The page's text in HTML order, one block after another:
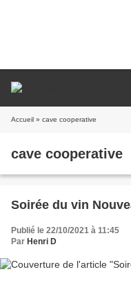
Accueil » cave cooperative
cave cooperative
Soirée du vin
Publié le 22/10/2021 à 11:45
Par Henri D